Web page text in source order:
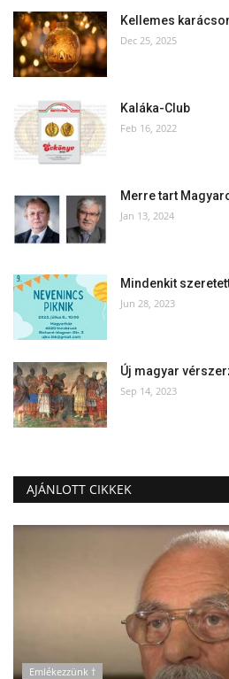
Kellemes
Dec 25, 2025
Kaláka-Club
Feb 16, 2022
Merre tart
Jan 13, 2024
Mindenkit
Jun 28, 2023
Új magyar
Sep 14, 2023
AJÁNLOTT CIKKEK
Emlékezzünk †